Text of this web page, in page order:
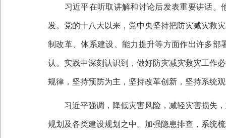
习近平在听取讲解和讨论后发表重要讲话。
发。党的十八大以来，党中央坚持把防灾减灾救
制改革、体系建设、能力提升等方面作出许多
认。实践中深刻认识到，做好防灾减灾救灾工作
规律，坚持预防为主，坚持改革创新，坚持系统
习近平强调，降低灾害风险，减轻灾害损失，
规划及各类建设规划之中。加强隐患排查，系统